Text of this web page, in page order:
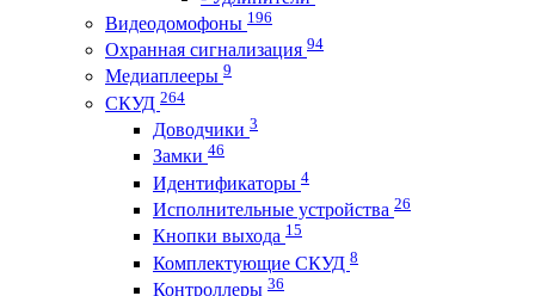
Видеодомофоны 196
Охранная сигнализация 94
Медиаплееры 9
СКУД 264
Доводчики 3
Замки 46
Идентификаторы 4
Исполнительные устройства 26
Кнопки выхода 15
Комплектующие СКУД 8
Контроллеры 36